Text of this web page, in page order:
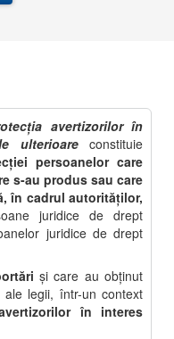
avertizorilor în
ulterioareconstituie
persoanelor care
s-au produs sau care
în cadrul autorităţilor,
juridice de drept
juridice de drept
şi care au obţinut
legii, într-un context
în interes